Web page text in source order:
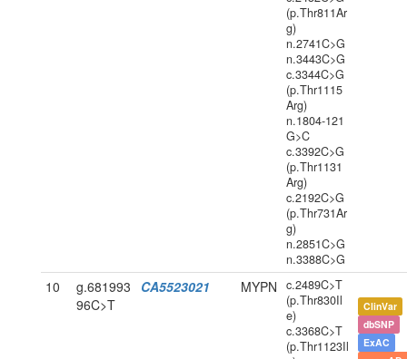
(p.Thr811Ar
g)
n.2741C>G
n.3443C>G
c.3344C>G
(p.Thr1115
Arg)
n.1804-121
G>C
c.3392C>G
(p.Thr1131
Arg)
c.2192C>G
(p.Thr731Ar
g)
n.2851C>G
n.3388C>G
10
g.681993
96C>T
CA5523021 MYPN
c.2489C>T
(p.Thr830Il
e)
c.3368C>T
(p.Thr1123Il
ClinVar
dbSNP
ExAC